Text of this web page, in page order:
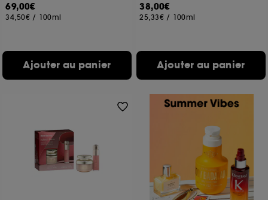
69,00€
34,50€ / 100ml
Ajouter au panier
38,00€
25,33€ / 100ml
Ajouter au panier